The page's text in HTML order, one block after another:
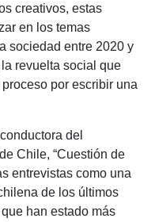
creativos, estas
en los temas
sociedad entre 2020 y
revuelta social que
por escribir una
del
Chile, “Cuestión de
entrevistas como una
de los últimos
han estado más